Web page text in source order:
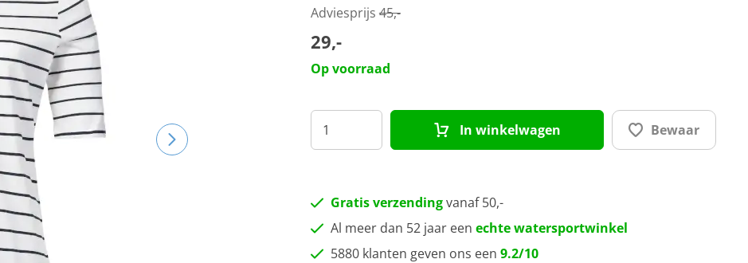
Adviesprijs45,-
29,-
Op voorraad
In winkelwagen Bewaar
Gratis verzendingvanaf 50,-
Al meer dan 52 jaar een echte watersportwinkel
5880 klanten geven ons een 9.2/10